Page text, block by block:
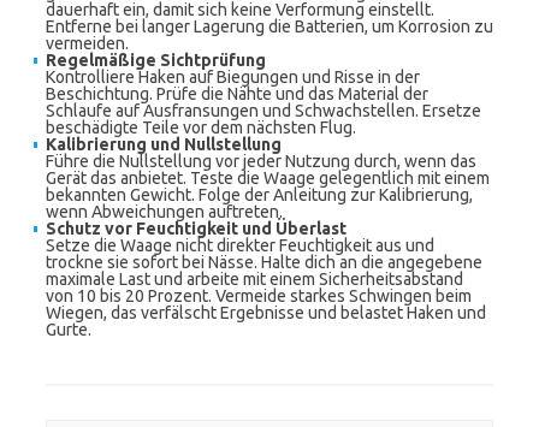
dauerhaft ein, damit sich keine Verformung einstellt.
Entferne bei langer Lagerung die Batterien, um Korrosion zu
vermeiden.
Regelmäßige Sichtprüfung
Kontrolliere Haken auf Biegungen und Risse in der
Beschichtung. Prüfe die Nähte und das Material der
Schlaufe auf Ausfransungen und Schwachstellen. Ersetze
beschädigte Teile vor dem nächsten Flug.
Kalibrierung und Nullstellung
Führe die Nullstellung vor jeder Nutzung durch, wenn das
Gerät das anbietet. Teste die Waage gelegentlich mit einem
bekannten Gewicht. Folge der Anleitung zur Kalibrierung,
wenn Abweichungen auftreten.
Schutz vor Feuchtigkeit und Überlast
Setze die Waage nicht direkter Feuchtigkeit aus und
trockne sie sofort bei Nässe. Halte dich an die angegebene
maximale Last und arbeite mit einem Sicherheitsabstand
von 10 bis 20 Prozent. Vermeide starkes Schwingen beim
Wiegen, das verfälscht Ergebnisse und belastet Haken und
Gurte.